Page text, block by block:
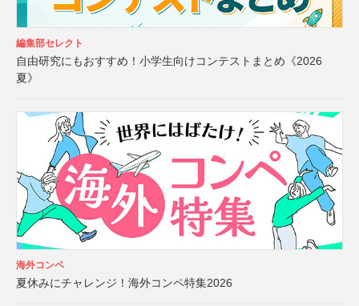
編集部セレクト
自由研究にもおすすめ！小学生向けコンテストまとめ《2026
夏》
海外コンペ
夏休みにチャレンジ！海外コンペ特集2026